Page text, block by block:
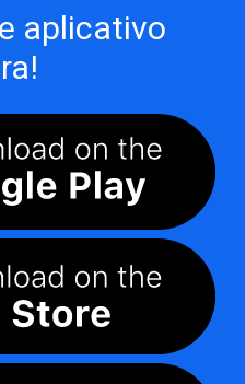
aplicativo